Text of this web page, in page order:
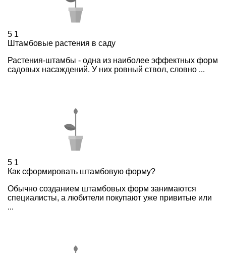
5 1
Штамбовые растения в саду
Растения-штамбы - одна из наиболее эффектных форм
садовых насаждений. У них ровный ствол, словно ...
5 1
Как сформировать штамбовую форму?
Обычно созданием штамбовых форм занимаются
специалисты, а любители покупают уже привитые или
...